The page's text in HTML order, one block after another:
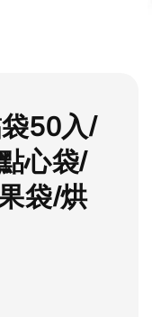
50入/
心袋/
袋/烘